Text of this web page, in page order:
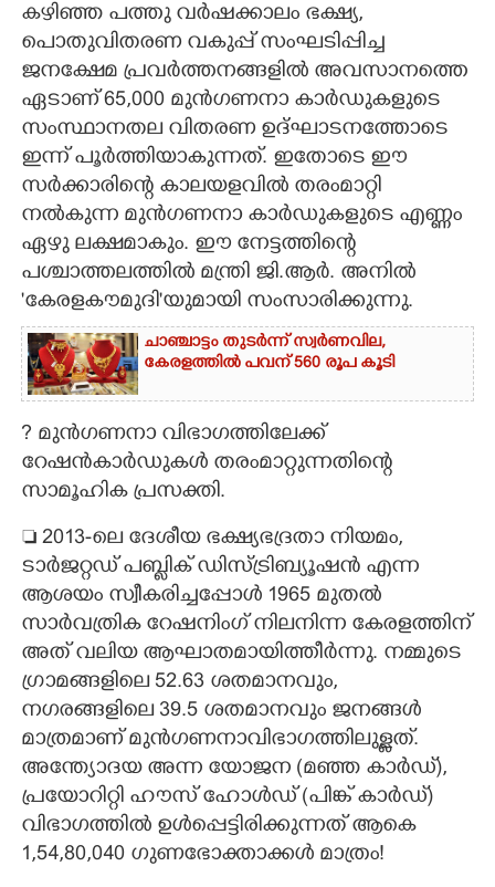
LITERATURE
ZOOM
CONTACT US
കഴിഞ്ഞ പത്തു വർഷക്കാലം ഭക്ഷ്യ,​
പൊതുവിതരണ വകുപ്പ് സംഘടിപ്പിച്ച
ജനക്ഷേമ പ്രവർത്തനങ്ങളിൽ അവസാനത്തെ
ഏടാണ് 65,000 മുൻഗണനാ കാർഡുകളുടെ
സംസ്ഥാനതല വിതരണ ഉദ്ഘാടനത്തോടെ
ഇന്ന് പൂർത്തിയാകുന്നത്. ഇതോടെ ഈ
സർക്കാരിന്റെ കാലയളവിൽ തരംമാറ്റി
നൽകുന്ന മുൻഗണനാ കാർഡുകളുടെ എണ്ണം
ഏഴു ലക്ഷമാകും. ഈ നേട്ടത്തിന്റെ
പശ്ചാത്തലത്തിൽ മന്ത്രി ജി.ആർ. അനിൽ
'കേരളകൗമുദി"യുമായി സംസാരിക്കുന്നു.
ചാഞ്ചാട്ടം തുടർന്ന് സ്വർണവില,
കേരളത്തിൽ പവന് 560 രൂപ കൂടി
? മുൻഗണനാ വിഭാഗത്തിലേക്ക്
റേഷൻകാർഡുകൾ തരംമാറ്റുന്നതിന്റെ
സാമൂഹിക പ്രസക്തി.
 2013-ലെ ദേശീയ ഭക്ഷ്യഭദ്രതാ നിയമം,​
ടാർജറ്റഡ് പബ്ലിക് ഡിസ്ട്രിബ്യൂഷൻ എന്ന
ആശയം സ്വീകരിച്ചപ്പോൾ 1965 മുതൽ
സാർവത്രിക റേഷനിംഗ് നിലനിന്ന കേരളത്തിന്
അത് വലിയ ആഘാതമായിത്തീർന്നു. നമ്മുടെ
ഗ്രാമങ്ങളിലെ 52.63 ശതമാനവും,​
നഗരങ്ങളിലെ 39.5 ശതമാനവും ജനങ്ങൾ
മാത്രമാണ് മുൻഗണനാവിഭാഗത്തിലുള്ളത്.
അന്ത്യോദയ അന്ന യോജന (മഞ്ഞ കാർഡ്),
പ്രയോറിറ്റി ഹൗസ് ഹോൾഡ് (പിങ്ക് കാർഡ്)
വിഭാഗത്തിൽ ഉൾപ്പെട്ടിരിക്കുന്നത് ആകെ
1,54,80,040 ഗുണഭോക്താക്കൾ മാത്രം!